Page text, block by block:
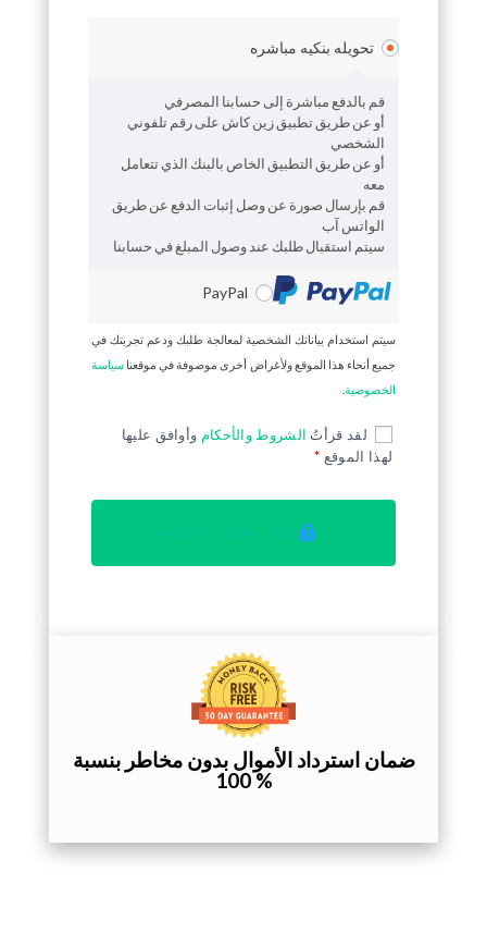
تحويله بنكيه مباشره
قم بالدفع مباشرة إلى حسابنا المصرفي
أو عن طريق تطبيق زين كاش على رقم تلفوني
الشخصي
أو عن طريق التطبيق الخاص بالبنك الذي تتعامل
معه
قم بإرسال صورة عن وصل إثبات الدفع عن طريق
الواتس آب
سيتم استقبال طلبك عند وصول المبلغ في حسابنا
PayPal
سيتم استخدام بياناتك الشخصية لمعالجة طلبك ودعم تجربتك في
جميع أنحاء هذا الموقع ولأغراض أخرى موصوفة في موقعناسياسة
الخصوصية.
لقد قرأتُ الشروط والأحكام وأوافق عليها
لهذا الموقع *
Place Order 397,0 €
ضمان استرداد الأموال بدون مخاطر بنسبة
% 100